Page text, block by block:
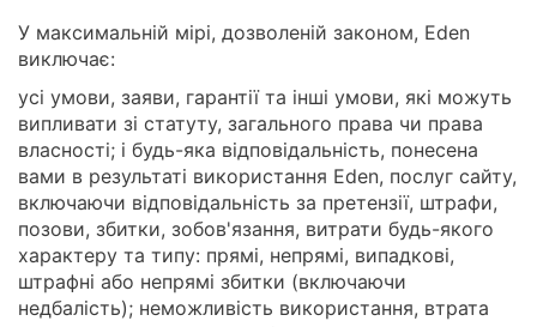
У максимальній мірі, дозволеній законом, Eden
виключає:
усі умови, заяви, гарантії та інші умови, які можуть
випливати зі статуту, загального права чи права
власності; і будь-яка відповідальність, понесена
вами в результаті використання Eden, послуг сайту,
включаючи відповідальність за претензії, штрафи,
позови, збитки, зобов'язання, витрати будь-якого
характеру та типу: прямі, непрямі, випадкові,
штрафні або непрямі збитки (включаючи
недбалість); неможливість використання, втрата